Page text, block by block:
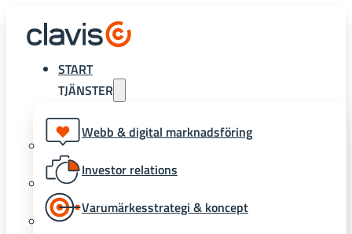
START
TJÄNSTER
Webb & digital marknadsföring
Investor relations
Varumärkesstrategi & koncept